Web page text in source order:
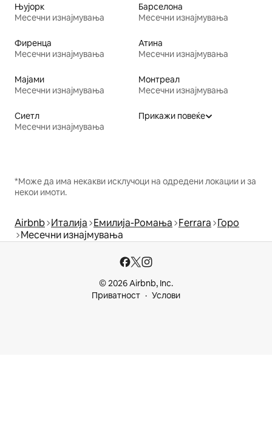
Њујорк
Месечни изнајмувања
Барселона
Месечни изнајмувања
Фиренца
Месечни изнајмувања
Атина
Месечни изнајмувања
Мајами
Месечни изнајмувања
Монтреал
Месечни изнајмувања
Сиетл
Месечни изнајмувања
Прикажи повеќе
*Може да има некакви исклучоци на одредени локации и за
некои имоти.
Airbnb Италија Емилија-Ромања Ferrara Горо
Месечни изнајмувања
© 2026 Airbnb, Inc.
Приватност
Услови